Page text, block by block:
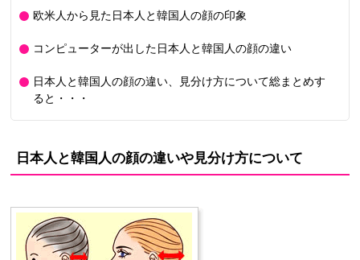
欧米人から見た日本人と韓国人の顔の印象
コンピューターが出した日本人と韓国人の顔の違い
日本人と韓国人の顔の違い、見分け方について総まとめす
ると・・・
日本人と韓国人の顔の違いや見分け方について